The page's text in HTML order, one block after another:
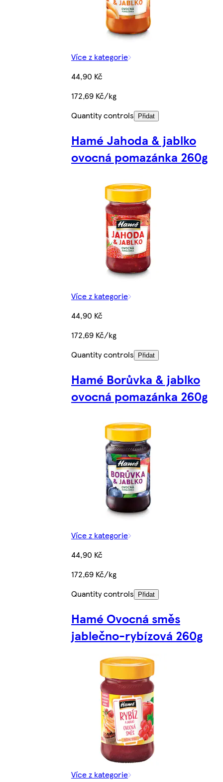
Více z kategorie
44,90 Kč
172,69 Kč/kg
Quantity controls
Přidat
Hamé Jahoda & jablko
ovocná pomazánka 260g
Více z kategorie
44,90 Kč
172,69 Kč/kg
Quantity controls
Přidat
Hamé Borůvka & jablko
ovocná pomazánka 260g
Více z kategorie
44,90 Kč
172,69 Kč/kg
Quantity controls
Přidat
Hamé Ovocná směs
jablečno-rybízová 260g
Více z kategorie